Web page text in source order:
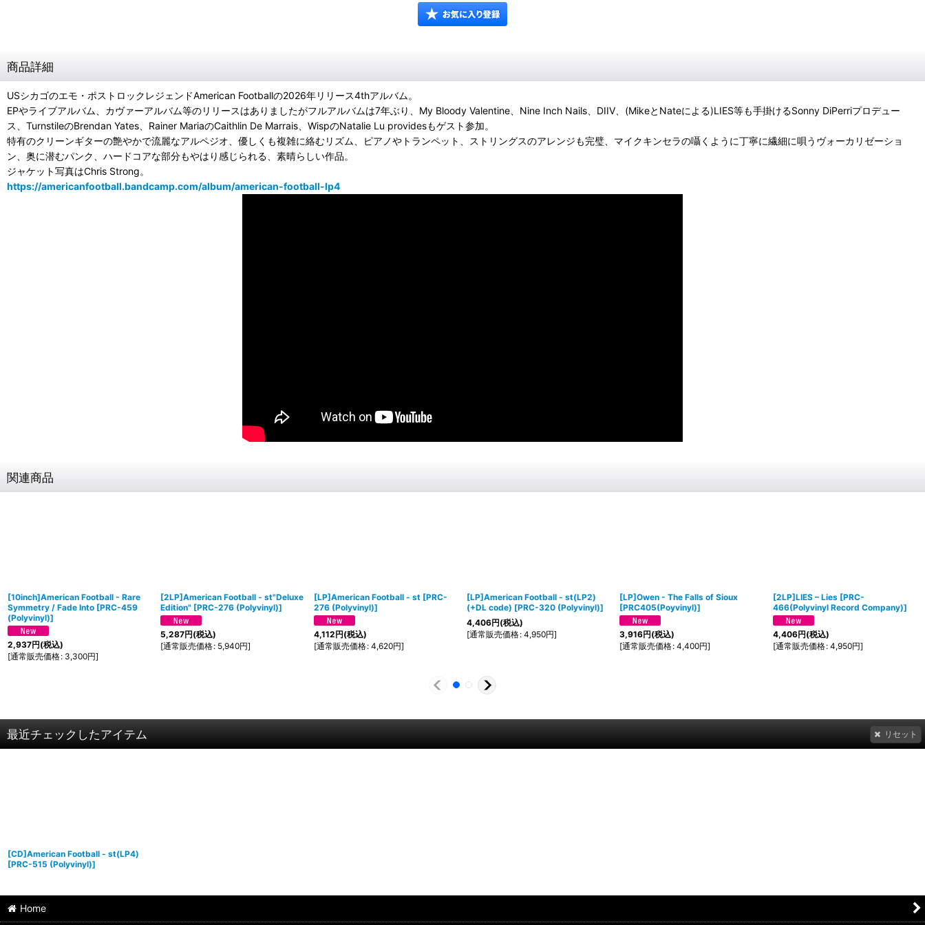
商品詳細
USシカゴのエモ・ポストロックレジェンドAmerican Footballの2026年リリース4thアルバム。
EPやライブアルバム、カヴァーアルバム等のリリースはありましたがフルアルバムは7年ぶり、My Bloody Valentine、Nine Inch Nails、DIIV、(MikeとNateによる)LIES等も手掛けるSonny DiPerriプロデュー
ス、TurnstileのBrendan Yates、Rainer MariaのCaithlin De Marrais、WispのNatalie Lu providesもゲスト参加。
特有のクリーンギターの艶やかで流麗なアルペジオ、優しくも複雑に絡むリズム、ピアノやトランペット、ストリングスのアレンジも完璧、マイクキンセラの囁くように丁寧に繊細に唄うヴォーカリゼーショ
ン、奥に潜むパンク、ハードコアな部分もやはり感じられる、素晴らしい作品。
ジャケット写真はChris Strong。
https://americanfootball.bandcamp.com/album/american-football-lp4
関連商品
[10inch]American Football - Rare
Symmetry / Fade Into [PRC-459
(Polyvinyl)]
2,937円(税込)
[通常販売価格: 3,300円]
[2LP]American Football - st"Deluxe
Edition" [PRC-276 (Polyvinyl)]
5,287円(税込)
[通常販売価格: 5,940円]
[LP]American Football - st [PRC-
276 (Polyvinyl)]
4,112円(税込)
[通常販売価格: 4,620円]
[LP]American Football - st(LP2)
(+DL code) [PRC-320 (Polyvinyl)]
4,406円(税込)
[通常販売価格: 4,950円]
[LP]Owen - The Falls of Sioux
[PRC405(Poyvinyl)]
3,916円(税込)
[通常販売価格: 4,400円]
[2LP]LIES – Lies [PRC-
466(Polyvinyl Record Company)]
4,406円(税込)
[通常販売価格: 4,950円]
最近チェックしたアイテム リセット
[CD]American Football - st(LP4)
[PRC-515 (Polyvinyl)]
Home